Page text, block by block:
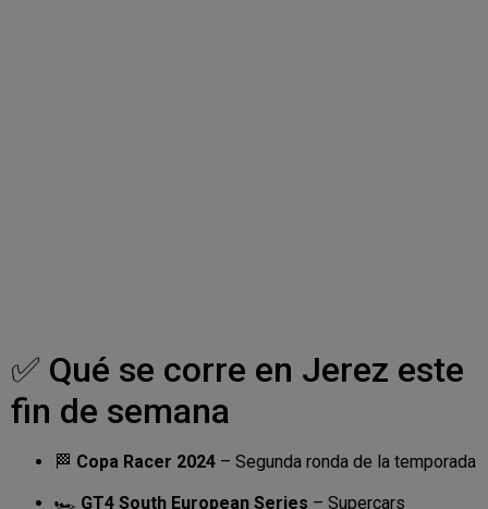
✅ Qué se corre en Jerez este
fin de semana
🏁 Copa Racer 2024 – Segunda ronda de la temporada
🏎️ GT4 South European Series – Supercars